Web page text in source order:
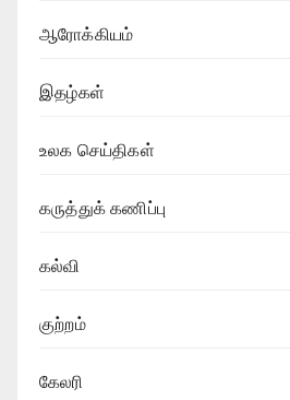
ஆரோக்கியம்
இதழ்கள்
உலக செய்திகள்
கருத்துக் கணிப்பு
கல்வி
குற்றம்
கேலரி